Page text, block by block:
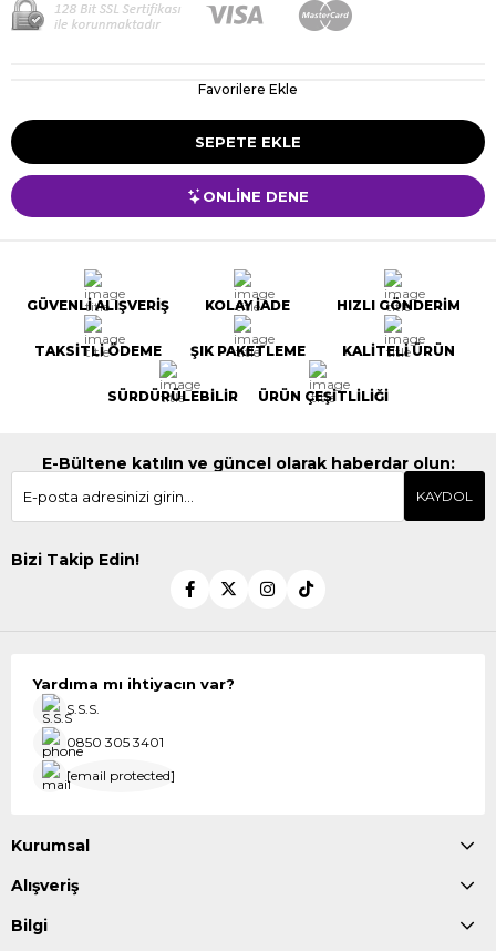
Favorilere Ekle
ONLİNE DENE
GÜVENLİ ALIŞVERİŞ KOLAY İADE HIZLI GÖNDERİM
TAKSİTLİ ÖDEME ŞIK PAKETLEME KALİTELİ ÜRÜN
SÜRDÜRÜLEBİLİR ÜRÜN ÇEŞİTLİLİĞİ
E-Bültene katılın ve güncel olarak haberdar olun:
KAYDOL
Bizi Takip Edin!
Yardıma mı ihtiyacın var?
S.S.S.
0850 305 3401
[email protected]
Kurumsal
Alışveriş
Bilgi